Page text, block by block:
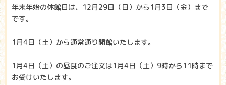
年末年始の休館日は、12月29日（日）から1月3日（金）まで
です。
1月4日（土）から通常通り開館いたします。
1月4日（土）の昼食のご注文は1月4日（土）9時から11時まで
お受けいたします。